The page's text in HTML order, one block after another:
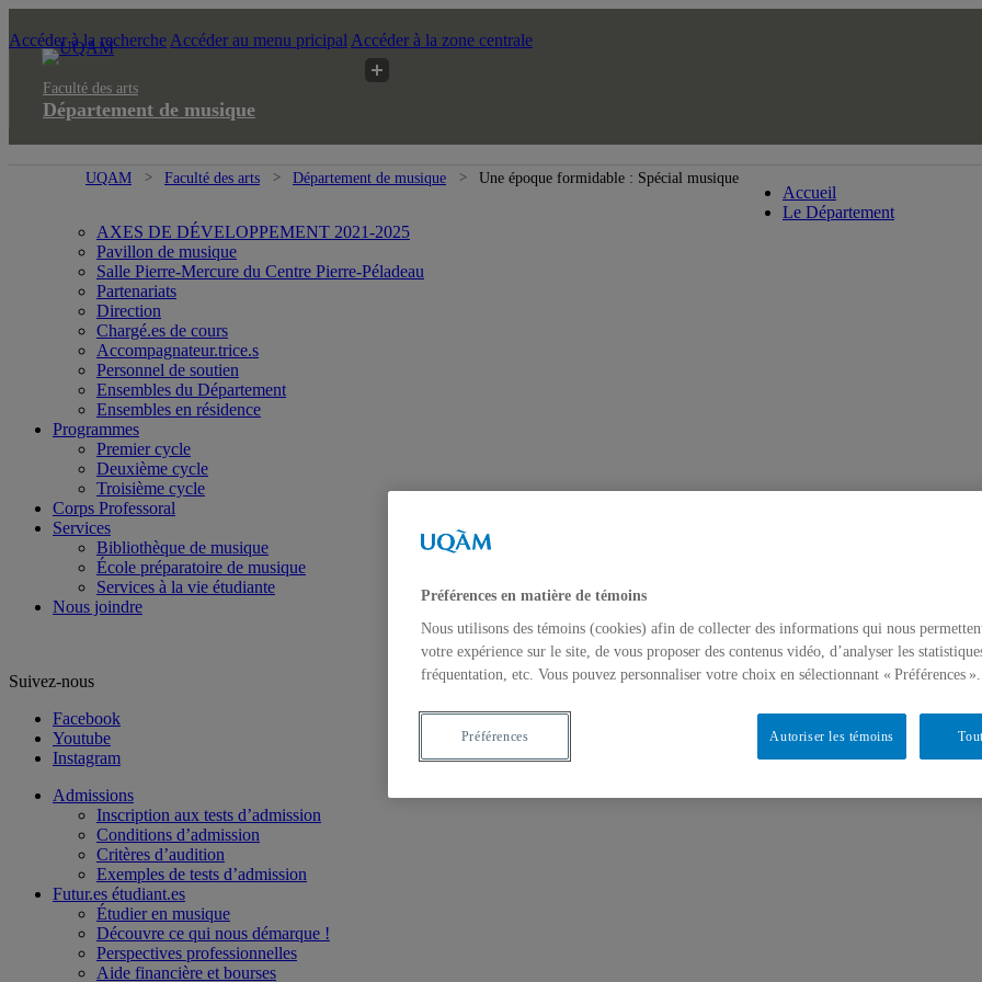
Accéder à la recherche Accéder au menu pricipal Accéder à la zone centrale
Faculté des arts
Département de musique
UQAM Faculté des arts Département de musique Une époque formidable : Spécial musique
Accueil
Le Département
AXES DE DÉVELOPPEMENT 2021-2025
Pavillon de musique
Salle Pierre-Mercure du Centre Pierre-Péladeau
Partenariats
Direction
Chargé.es de cours
Accompagnateur.trice.s
Personnel de soutien
Ensembles du Département
Ensembles en résidence
Programmes
Premier cycle
Deuxième cycle
Troisième cycle
Corps Professoral
Services
Bibliothèque de musique
École préparatoire de musique
Services à la vie étudiante
Nous joindre
Suivez-nous
Facebook
Youtube
Instagram
Admissions
Inscription aux tests d’admission
Conditions d’admission
Critères d’audition
Exemples de tests d’admission
Futur.es étudiant.es
Étudier en musique
Découvre ce qui nous démarque !
Perspectives professionnelles
Aide financière et bourses
Préférences en matière de témoins
Nous utilisons des témoins (cookies) afin de collecter des informations qui nous
votre expérience sur le site, de vous proposer des contenus vidéo, d’analyser les
fréquentation, etc. Vous pouvez personnaliser votre choix en sélectionnant « Préférences ».
Autoriser les témoins
Préférences